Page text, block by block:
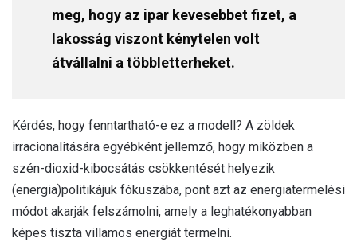
meg, hogy az ipar kevesebbet fizet, a
lakosság viszont kénytelen volt
átvállalni a többletterheket.
Kérdés, hogy fenntartható-e ez a modell? A zöldek
irracionalitására egyébként jellemző, hogy miközben a
szén-dioxid-kibocsátás csökkentését helyezik
(energia)politikájuk fókuszába, pont azt az energiatermelési
módot akarják felszámolni, amely a leghatékonyabban
képes tiszta villamos energiát termelni.